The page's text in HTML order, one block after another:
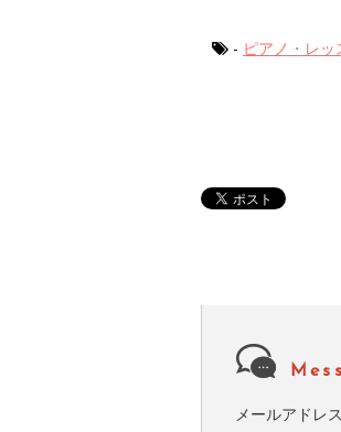
- ピアノ・レッ
メールアドレ